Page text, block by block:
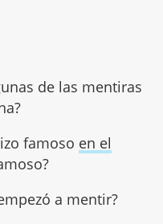
de las mentiras
famoso en el
a mentir?